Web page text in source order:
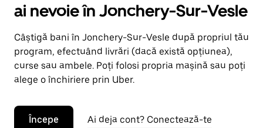
ai nevoie în Jonchery-Sur-Vesle
Câștigă bani în Jonchery-Sur-Vesle după propriul tău
program, efectuând livrări (dacă există opțiunea),
curse sau ambele. Poți folosi propria mașină sau poți
alege o închiriere prin Uber.
Începe Ai deja cont? Conectează-te